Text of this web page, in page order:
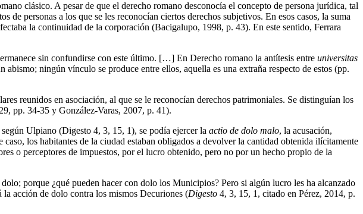
clásico. A pesar de que el derecho romano desconocía el concepto de persona jurídica, tal
personas a los que se les reconocían ciertos derechos subjetivos. En esos casos, la suma
la continuidad de la corporación (Bacigalupo, 1998, p. 43). En este sentido, Ferrara
sin confundirse con este último. […] En Derecho romano la antítesis entre universitas
ningún vínculo se produce entre ellos, aquella es una extraña respecto de estos (pp.
reunidos en asociación, al que se le reconocían derechos patrimoniales. Se distinguían los
pp. 34-35 y González-Varas, 2007, p. 41).
Ulpiano (Digesto 4, 3, 15, 1), se podía ejercer la actio de dolo malo, la acusación,
los habitantes de la ciudad estaban obligados a devolver la cantidad obtenida ilícitamente
o perceptores de impuestos, por el lucro obtenido, pero no por un hecho propio de la
porque ¿qué pueden hacer con dolo los Municipios? Pero si algún lucro les ha alcanzado
acción de dolo contra los mismos Decuriones (Digesto 4, 3, 15, 1, citado en Pérez, 2014, p.